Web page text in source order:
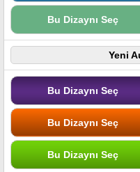
Bu Dizaynı Seç
Yeni
Bu Dizaynı Seç
Bu Dizaynı Seç
Bu Dizaynı Seç